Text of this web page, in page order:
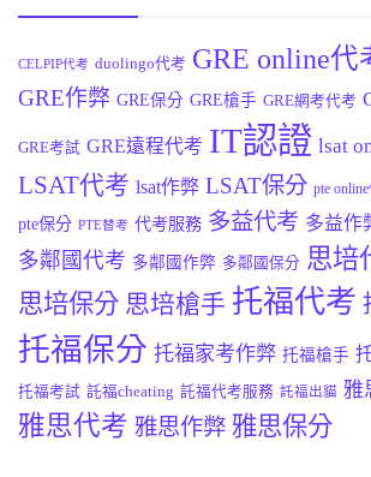
CELPIP代考 duolingo代考 GRE online代
GRE作弊 GRE保分 GRE槍手 GRE網考代考
GRE考試 GRE遠程代考 IT認證 lsat
LSAT代考 lsat作弊 LSAT保分 pte
pte保分 PTE替考 代考服務 多益代考 多益作
多鄰國代考 多鄰國作弊 多鄰國保分 思培
思培保分 思培槍手 托福代考
托福保分 托福家考作弊 托福槍手
托福考試 託福cheating 託福代考服務 託福出貓 雅
雅思代考 雅思作弊 雅思保分